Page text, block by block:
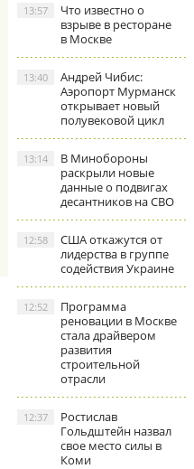
Что известно о
взрыве в ресторане
в Москве
13:57
Андрей Чибис:
Аэропорт Мурманск
открывает новый
полувековой цикл
13:40
В Минобороны
раскрыли новые
данные о подвигах
десантников на СВО
13:14
США откажутся от
лидерства в группе
содействия Украине
12:58
Программа
реновации в Москве
стала драйвером
развития
строительной
отрасли
12:52
Ростислав
Гольдштейн назвал
свое место силы в
Коми
12:37